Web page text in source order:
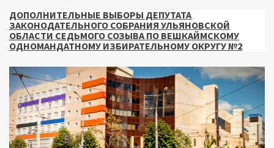
ДОПОЛНИТЕЛЬНЫЕ ВЫБОРЫ ДЕПУТАТА
ЗАКОНОДАТЕЛЬНОГО СОБРАНИЯ УЛЬЯНОВСКОЙ
ОБЛАСТИ СЕДЬМОГО СОЗЫВА ПО ВЕШКАЙМСКОМУ
ОДНОМАНДАТНОМУ ИЗБИРАТЕЛЬНОМУ ОКРУГУ №2